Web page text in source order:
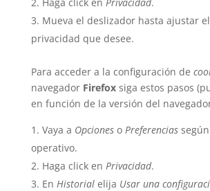
Mueva el deslizador hasta ajustar
privacidad que desee.
Para acceder a la configuración de
navegador Firefoxsiga estos pasos
en función de la versión del
Vaya a Opcioneso Preferenciassegún
operativo.
Haga click en Privacidad.
En Historialelija Usar una